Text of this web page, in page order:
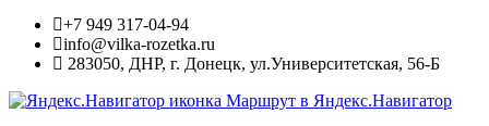
+7 949 317-04-94
info@vilka-rozetka.ru
283050, ДНР, г. Донецк, ул.Университетская, 56-Б
Маршрут в Яндекс.Навигатор